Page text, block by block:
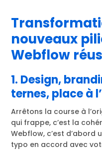
nouveaux
Webflow
1. Design,
ternes, place à
Arrêtons la course à
qui frappe, c’est la
Webflow, c’est
typo en accord avec